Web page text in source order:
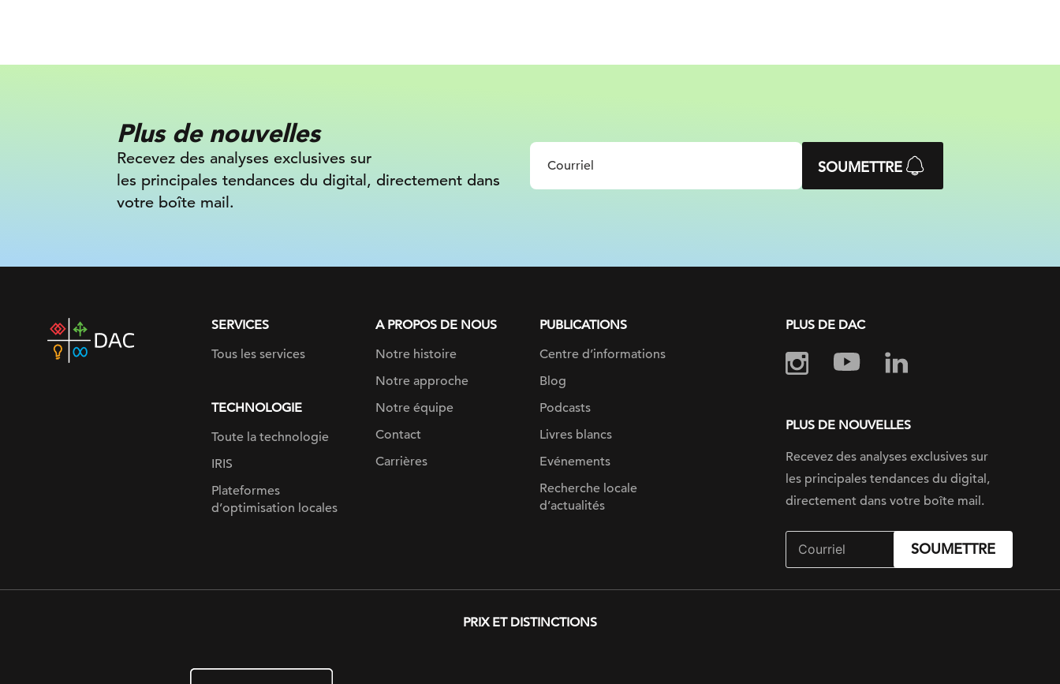
Plus de nouvelles
Recevez des analyses exclusives sur
les principales tendances du digital, directement dans
votre boîte mail.
SOUMETTRE
home
SERVICES
Tous les services
TECHNOLOGIE
Toute la technologie
IRIS
Plateformes
d’optimisation locales
A PROPOS DE NOUS
Notre histoire
Notre approche
Notre équipe
Contact
Carrières
PUBLICATIONS
Centre d’informations
Blog
Podcasts
Livres blancs
Evénements
Recherche locale
d’actualités
PLUS DE DAC
PLUS DE NOUVELLES
Recevez des analyses exclusives sur
les principales tendances du digital,
directement dans votre boîte mail.
SOUMETTRE
PRIX ​​ET DISTINCTIONS